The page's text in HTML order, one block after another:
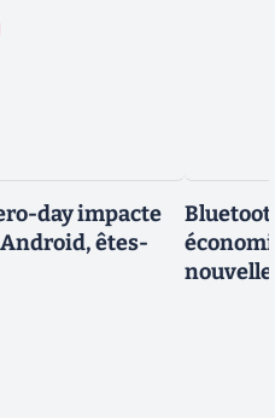
day impacte
êtes-